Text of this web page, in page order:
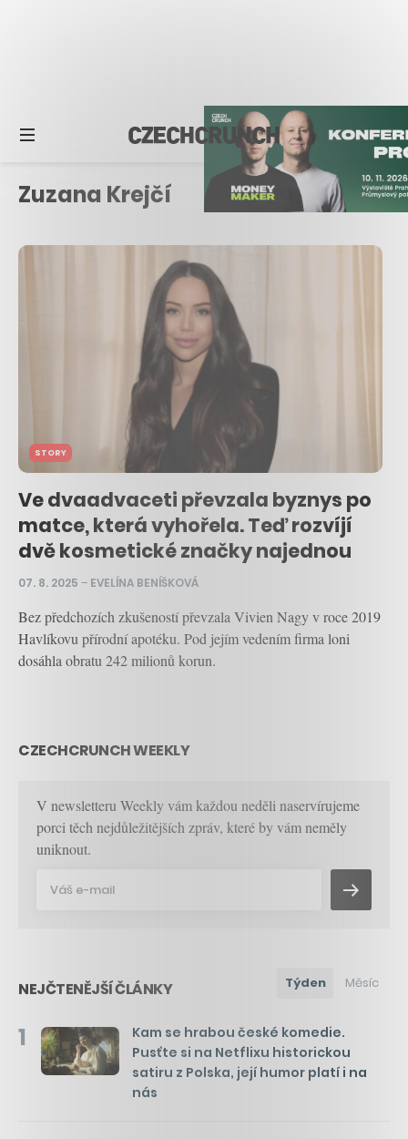
Zuzana Krejčí
STORY
Ve dvaadvaceti převzala byznys po
matce, která vyhořela. Teď rozvíjí
dvě kosmetické značky najednou
07. 8. 2025 – EVELÍNA BENÍŠKOVÁ
Bez předchozích zkušeností převzala Vivien Nagy v roce 2019
Havlíkovu přírodní apotéku. Pod jejím vedením firma loni
dosáhla obratu 242 milionů korun.
CZECHCRUNCH WEEKLY
V newsletteru Weekly vám každou neděli naservírujeme
porci těch nejdůležitějších zpráv, které by vám neměly
uniknout.
NEJČTENĚJŠÍ ČLÁNKY Týden Měsíc
1
Kam se hrabou české komedie.
Pusťte si na Netflixu historickou
satiru z Polska, její humor platí i na
nás